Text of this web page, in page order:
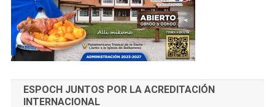
ESPOCH JUNTOS POR LA ACREDITACIÓN
INTERNACIONAL